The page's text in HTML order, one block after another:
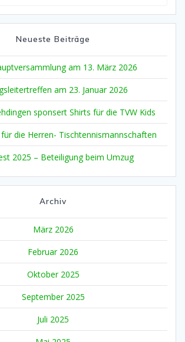
Neueste Beiträge
am 13. März 2026
am 23. Januar 2026
sponsert Shirts für die TVW Kids
die Herren- Tischtennismannschaften
2025 – Beteiligung beim Umzug
Archiv
März 2026
Februar 2026
Oktober 2025
September 2025
Juli 2025